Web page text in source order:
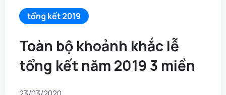
tổng kết 2019
Toàn bộ khoảnh khắc lễ
tổng kết năm 2019 3 miền